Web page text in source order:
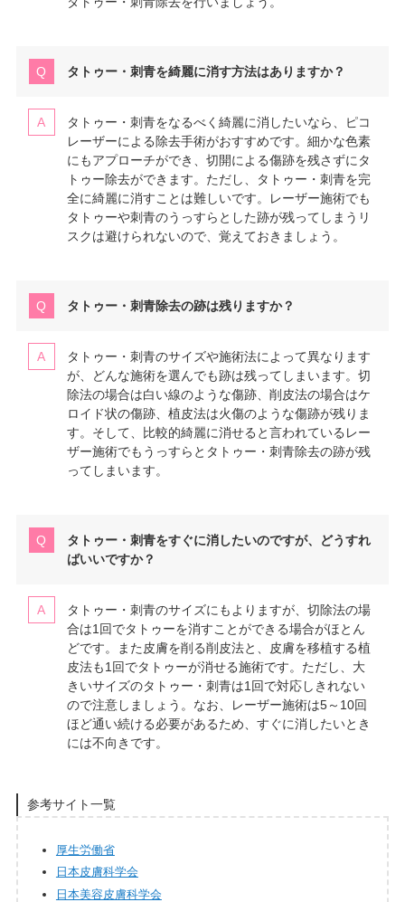
タトゥー・刺青を綺麗に消す方法はありますか？
タトゥー・刺青をなるべく綺麗に消したいなら、ピコ
レーザーによる除去手術がおすすめです。細かな色素
にもアプローチができ、切開による傷跡を残さずにタ
トゥー除去ができます。ただし、タトゥー・刺青を完
全に綺麗に消すことは難しいです。レーザー施術でも
タトゥーや刺青のうっすらとした跡が残ってしまうリ
スクは避けられないので、覚えておきましょう。
タトゥー・刺青除去の跡は残りますか？
タトゥー・刺青のサイズや施術法によって異なります
が、どんな施術を選んでも跡は残ってしまいます。切
除法の場合は白い線のような傷跡、削皮法の場合はケ
ロイド状の傷跡、植皮法は火傷のような傷跡が残りま
す。そして、比較的綺麗に消せると言われているレー
ザー施術でもうっすらとタトゥー・刺青除去の跡が残
ってしまいます。
タトゥー・刺青をすぐに消したいのですが、どうすれ
ばいいですか？
タトゥー・刺青のサイズにもよりますが、切除法の場
合は1回でタトゥーを消すことができる場合がほとん
どです。また皮膚を削る削皮法と、皮膚を移植する植
皮法も1回でタトゥーが消せる施術です。ただし、大
きいサイズのタトゥー・刺青は1回で対応しきれない
ので注意しましょう。なお、レーザー施術は5～10回
ほど通い続ける必要があるため、すぐに消したいとき
には不向きです。
参考サイト一覧
厚生労働省
日本皮膚科学会
日本美容皮膚科学会